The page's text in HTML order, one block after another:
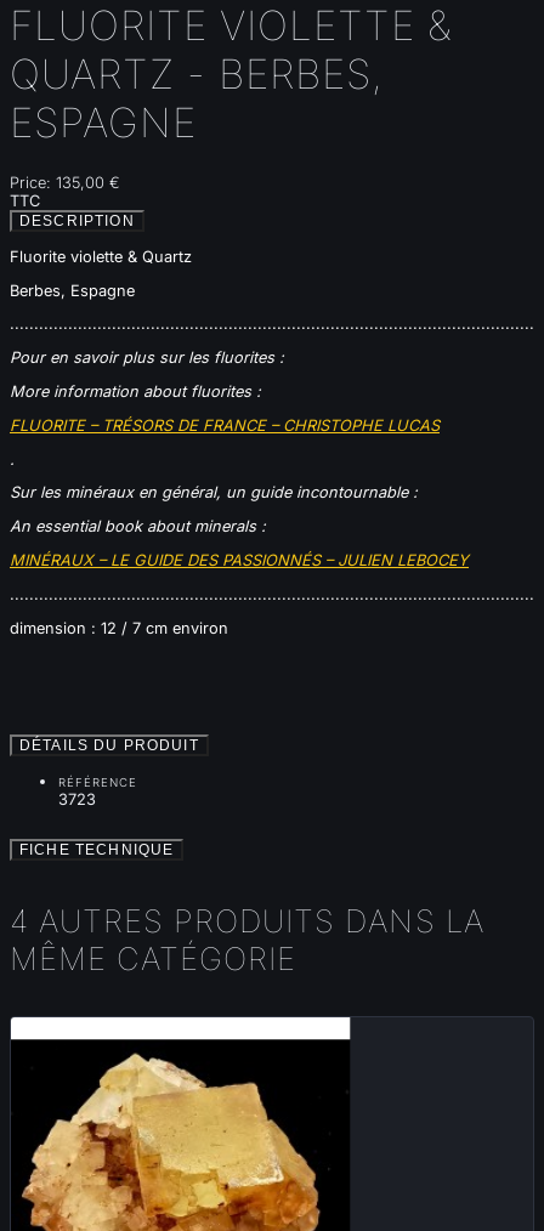
FLUORITE VIOLETTE &
QUARTZ - BERBES,
ESPAGNE
Price: 135,00 €
TTC
DESCRIPTION
Fluorite violette & Quartz
Berbes, Espagne
............................................................................................................
Pour en savoir plus sur les fluorites :
More information about fluorites :
FLUORITE – TRÉSORS DE FRANCE – CHRISTOPHE LUCAS
.
Sur les minéraux en général, un guide incontournable :
An essential book about minerals :
MINÉRAUX – LE GUIDE DES PASSIONNÉS – JULIEN LEBOCEY
............................................................................................................
dimension : 12 / 7 cm environ
DÉTAILS DU PRODUIT
RÉFÉRENCE
3723
FICHE TECHNIQUE
4 AUTRES PRODUITS DANS LA
MÊME CATÉGORIE